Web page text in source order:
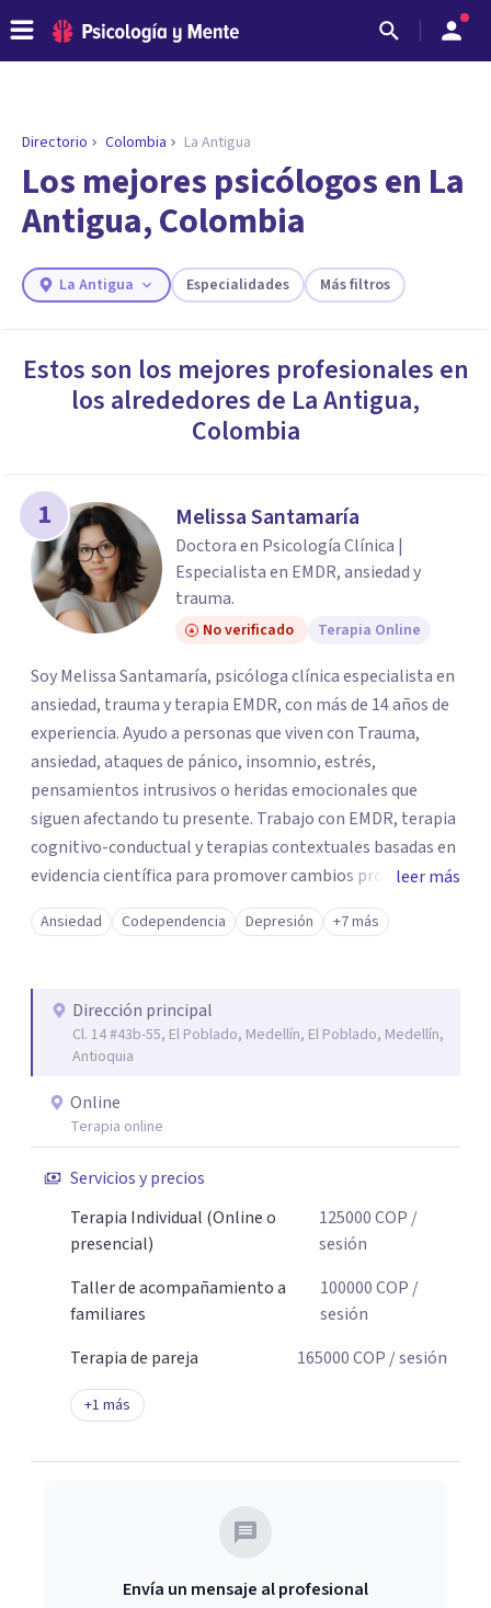
ENCONTRAR MI TERAPEUTA
¿Necesitas ayuda para encontrar el
psicólogo adecuado?
Responde a unas breves preguntas y te ofreceremos
necesidades.
Directorio Colombia La Antigua
Los mejores psicólogos en La
Antigua, Colombia
La Antigua Especialidades Más filtros
Estos son los mejores profesionales en
los alrededores de La Antigua,
Colombia
1 Melissa Santamaría
Doctora en Psicología Clínica |
Especialista en EMDR, ansiedad y
trauma.
No verificado Terapia Online
Soy Melissa Santamaría, psicóloga clínica especialista en
ansiedad, trauma y terapia EMDR, con más de 14 años de
experiencia. Ayudo a personas que viven con Trauma,
ansiedad, ataques de pánico, insomnio, estrés,
pensamientos intrusivos o heridas emocionales que
siguen afectando tu presente. Trabajo con EMDR, terapia
cognitivo-conductual y terapias contextuales basadas en
evidencia científica para promover cambios profundos y
duraderos. Atiendo adultos, adolescentes, parejas y
familias de forma presencial en Medellín y online, en un
leer más
Ansiedad Codependencia Depresión +7 más
Dirección principal
Cl. 14 #43b-55, El Poblado, Medellín, El Poblado, Medellín,
Antioquia
Online
Terapia online
Servicios y precios
Terapia Individual (Online o
presencial)
125000COP /
sesión
Taller de acompañamiento a
familiares
100000COP /
sesión
Terapia de pareja
165000COP / sesión
+1 más
Envía un mensaje al profesional